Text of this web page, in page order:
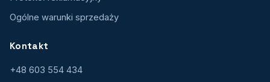
Ogólne warunki sprzedaży
Kontakt
+48 603 554 434